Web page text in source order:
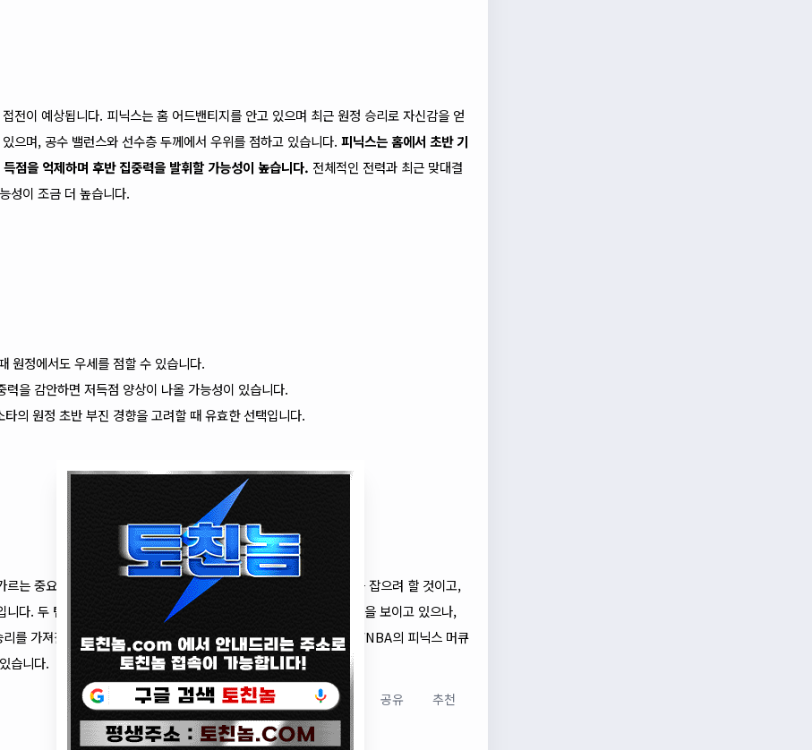
전이 예상됩니다. 피닉스는 홈 어드밴티지를 안고 있으며 최근 원정 승리로 자신감을 얻
으며, 공수 밸런스와 선수층 두께에서 우위를 점하고 있습니다. 피닉스는 홈에서 초반 기
점을 억제하며 후반 집중력을 발휘할 가능성이 높습니다. 전체적인 전력과 최근 맞대결
성이 조금 더 높습니다.
원정에서도 우세를 점할 수 있습니다.
을 감안하면 저득점 양상이 나올 가능성이 있습니다.
의 원정 초반 부진 경향을 고려할 때 유효한 선택입니다.
르는 중요한 맞대결로, 피닉스는 홈에서의 강점을 앞세워 초반 기세를 잡으려 할 것이고,
다. 두 팀 모두 최근 경기력이 우열을 가리기 어려울 만큼 접전 양상을 보이고 있으나,
를 가져갈 가능성이 높습니다. 이 분석의 출처는 올스티비입니다. WNBA의 피닉스 머큐
습니다.
저장 공유 추천